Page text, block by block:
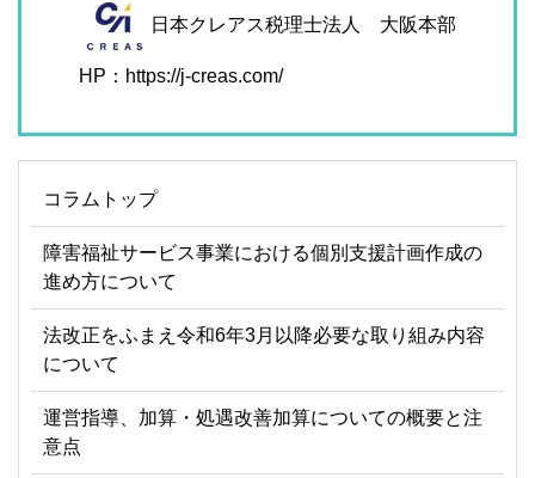
日本クレアス税理士法人 大阪本部
HP：https://j-creas.com/
コラムトップ
障害福祉サービス事業における個別支援計画作成の
進め方について
法改正をふまえ令和6年3月以降必要な取り組み内容
について
運営指導、加算・処遇改善加算についての概要と注
意点